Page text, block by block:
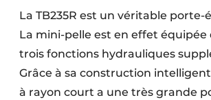
La TB235R est un véritable
La mini-pelle est en effet équipée
trois fonctions hydrauliques
Grâce à sa construction
à rayon court a une très grande